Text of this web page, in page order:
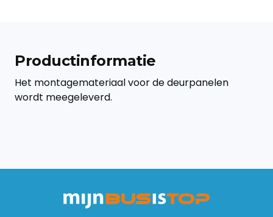
Productinformatie
Het montagemateriaal voor de deurpanelen
wordt meegeleverd.